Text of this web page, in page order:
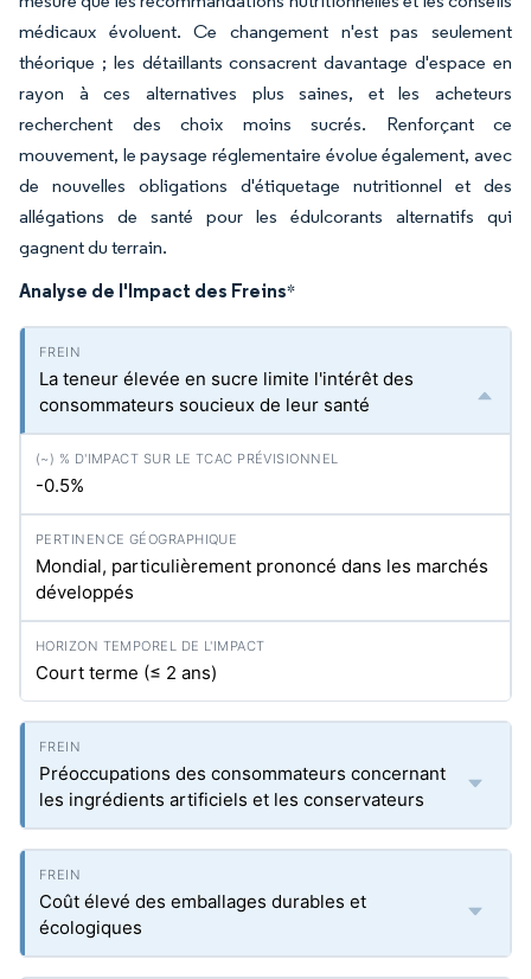
médicaux évoluent. Ce changement n'est pas seulement
théorique ; les détaillants consacrent davantage d'espace en
rayon à ces alternatives plus saines, et les acheteurs
recherchent des choix moins sucrés. Renforçant ce
mouvement, le paysage réglementaire évolue également, avec
de nouvelles obligations d'étiquetage nutritionnel et des
allégations de santé pour les édulcorants alternatifs qui
gagnent du terrain.
Analyse de l'Impact des Freins*
La teneur élevée en sucre limite l'intérêt des
consommateurs soucieux de leur santé
-0.5%
Mondial, particulièrement prononcé dans les marchés
développés
Court terme (≤ 2 ans)
Préoccupations des consommateurs concernant
les ingrédients artificiels et les conservateurs
Coût élevé des emballages durables et
écologiques